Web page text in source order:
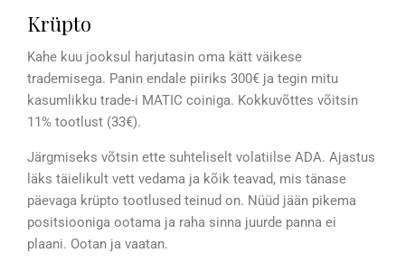
Krüpto
Kahe kuu jooksul harjutasin oma kätt väikese
trademisega. Panin endale piiriks 300€ ja tegin mitu
kasumlikku trade-i MATIC coiniga. Kokkuvõttes võitsin
11% tootlust (33€).
Järgmiseks võtsin ette suhteliselt volatiilse ADA. Ajastus
läks täielikult vett vedama ja kõik teavad, mis tänase
päevaga krüpto tootlused teinud on. Nüüd jään pikema
positsiooniga ootama ja raha sinna juurde panna ei
plaani. Ootan ja vaatan.